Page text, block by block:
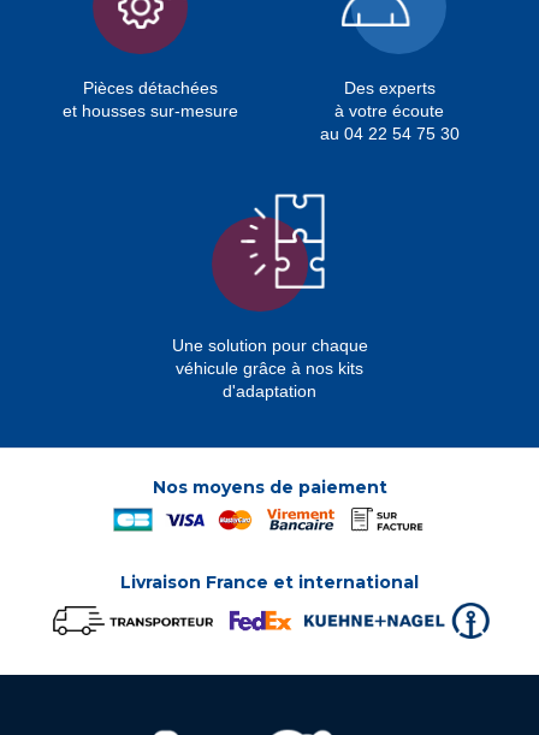
Pièces détachées
et housses sur-mesure
Des experts
à votre écoute
au 04 22 54 75 30
Une solution pour chaque
véhicule grâce à nos kits
d'adaptation
Nos moyens de paiement
Livraison France et international